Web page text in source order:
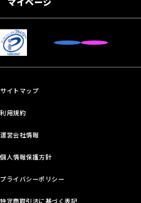
サイトマップ
利用規約
運営会社情報
個人情報保護方針
プライバシーポリシー
特定商取引法に基づく表記